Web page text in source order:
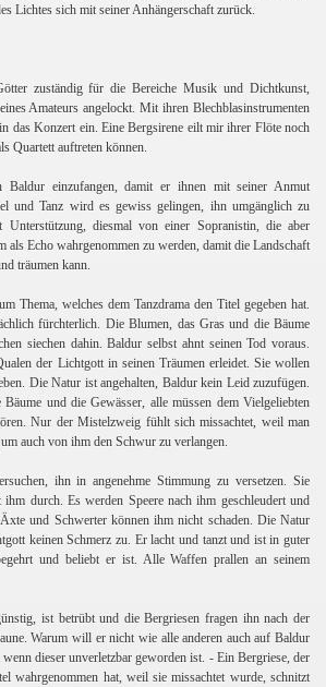
Lichtes sich mit seiner Anhängerschaft zurück.
zuständig für die Bereiche Musik und Dichtkunst,
Amateurs angelockt. Mit ihren Blechblasinstrumenten
das Konzert ein. Eine Bergsirene eilt mir ihrer Flöte noch
Quartett auftreten können.
Baldur einzufangen, damit er ihnen mit seiner Anmut
und Tanz wird es gewiss gelingen, ihn umgänglich zu
Unterstützung, diesmal von einer Sopranistin, die aber
als Echo wahrgenommen zu werden, damit die Landschaft
träumen kann.
Thema, welches dem Tanzdrama den Titel gegeben hat.
fürchterlich. Die Blumen, das Gras und die Bäume
siechen dahin. Baldur selbst ahnt seinen Tod voraus.
der Lichtgott in seinen Träumen erleidet. Sie wollen
Die Natur ist angehalten, Baldur kein Leid zuzufügen.
und die Gewässer, alle müssen dem Vielgeliebten
Nur der Mistelzweig fühlt sich missachtet, weil man
auch von ihm den Schwur zu verlangen.
ihn in angenehme Stimmung zu versetzen. Sie
durch. Es werden Speere nach ihm geschleudert und
und Schwerter können ihm nicht schaden. Die Natur
keinen Schmerz zu. Er lacht und tanzt und ist in guter
und beliebt er ist. Alle Waffen prallen an seinem
ist betrübt und die Bergriesen fragen ihn nach der
Warum will er nicht wie alle anderen auch auf Baldur
dieser unverletzbar geworden ist. - Ein Bergriese, der
wahrgenommen hat, weil sie missachtet wurde, schnitzt